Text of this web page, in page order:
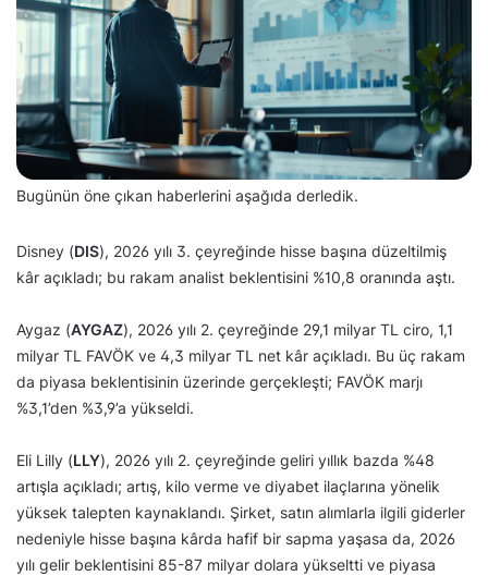
Bugünün öne çıkan haberlerini aşağıda derledik.
Disney (DIS), 2026 yılı 3. çeyreğinde hisse başına düzeltilmiş
kâr açıkladı; bu rakam analist beklentisini %10,8 oranında aştı.
Aygaz (AYGAZ), 2026 yılı 2. çeyreğinde 29,1 milyar TL ciro, 1,1
milyar TL FAVÖK ve 4,3 milyar TL net kâr açıkladı. Bu üç rakam
da piyasa beklentisinin üzerinde gerçekleşti; FAVÖK marjı
%3,1’den %3,9’a yükseldi.
Eli Lilly (LLY), 2026 yılı 2. çeyreğinde geliri yıllık bazda %48
artışla açıkladı; artış, kilo verme ve diyabet ilaçlarına yönelik
yüksek talepten kaynaklandı. Şirket, satın alımlarla ilgili giderler
nedeniyle hisse başına kârda hafif bir sapma yaşasa da, 2026
yılı gelir beklentisini 85-87 milyar dolara yükseltti ve piyasa